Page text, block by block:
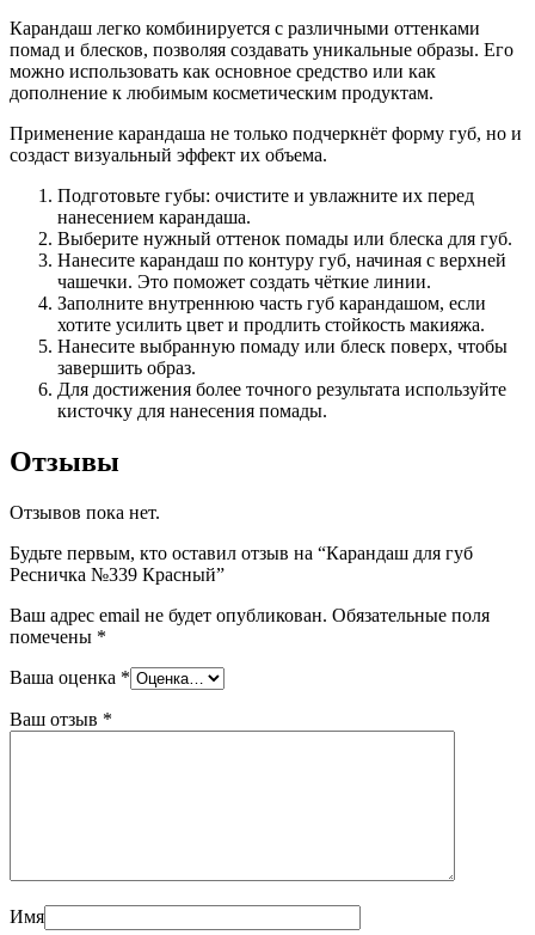
Карандаш легко комбинируется с различными оттенками
помад и блесков, позволяя создавать уникальные образы. Его
можно использовать как основное средство или как
дополнение к любимым косметическим продуктам.
Применение карандаша не только подчеркнёт форму губ, но и
создаст визуальный эффект их объема.
Подготовьте губы: очистите и увлажните их перед
нанесением карандаша.
Выберите нужный оттенок помады или блеска для губ.
Нанесите карандаш по контуру губ, начиная с верхней
чашечки. Это поможет создать чёткие линии.
Заполните внутреннюю часть губ карандашом, если
хотите усилить цвет и продлить стойкость макияжа.
Нанесите выбранную помаду или блеск поверх, чтобы
завершить образ.
Для достижения более точного результата используйте
кисточку для нанесения помады.
Отзывы
Отзывов пока нет.
Будьте первым, кто оставил отзыв на “Карандаш для губ
Ресничка №339 Красный”
Ваш адрес email не будет опубликован. Обязательные поля
помечены *
Ваша оценка *
Ваш отзыв *
Имя